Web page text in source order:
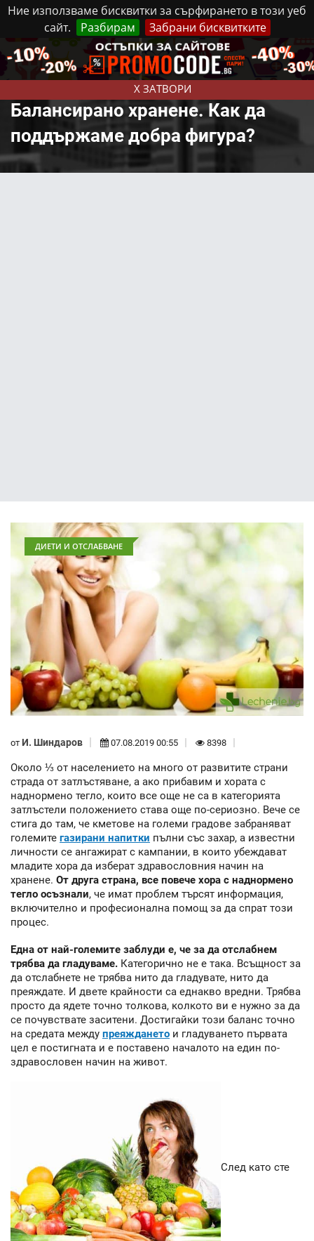
Ние използваме бисквитки за сърфирането в този уеб
сайт.
Разбирам Забрани бисквитките
X ЗАТВОРИ
Неделя, 9 Август, 2026 Реклама Контакти
Балансирано хранене. Как да
поддържаме добра фигура?
ДИЕТИ И ОТСЛАБВАНЕ
от И. Шиндаров 07.08.2019 00:55 8398
Около ⅓ от населението на много от развитите страни
страда от затлъстяване, а ако прибавим и хората с
наднормено тегло, които все още не са в категорията
затлъстели положението става още по-сериозно. Вече се
стига до там, че кметове на големи градове забраняват
големите газирани напитки пълни със захар, а известни
личности се ангажират с кампании, в които убеждават
младите хора да изберат здравословния начин на
хранене. От друга страна, все повече хора с наднормено
тегло осъзнали, че имат проблем търсят информация,
включително и професионална помощ за да спрат този
процес.
Една от най-големите заблуди е, че за да отслабнем
трябва да гладуваме. Категорично не е така. Всъщност за
да отслабнете не трябва нито да гладувате, нито да
преяждате. И двете крайности са еднакво вредни. Трябва
просто да ядете точно толкова, колкото ви е нужно за да
се почувствате заситени. Достигайки този баланс точно
на средата между преяждането и гладуването първата
цел е постигната и е поставено началото на един по-
здравословен начин на живот.
След като сте